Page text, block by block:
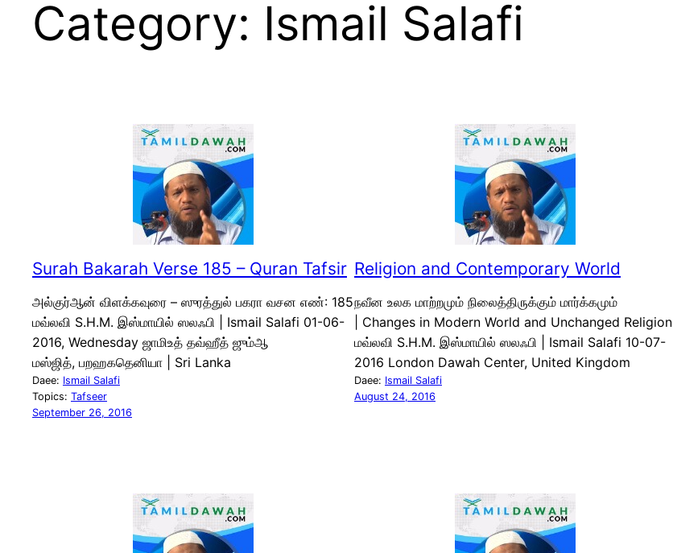
Category: Ismail Salafi
Surah Bakarah Verse 185 – Quran Tafsir
அல்குர்ஆன் விளக்கவுரை – ஸுரத்துல் பகரா வசன எண்: 185
மவ்லவி S.H.M. இஸ்மாயில் ஸலஃபி | Ismail Salafi 01-06-
2016, Wednesday ஜாமிஉத் தவ்ஹீத் ஜும்ஆ
மஸ்ஜித், பறஹகதெனியா | Sri Lanka
Daee: Ismail Salafi
Topics: Tafseer
September 26, 2016
Religion and Contemporary World
நவீன உலக மாற்றமும் நிலைத்திருக்கும் மார்க்கமும்
| Changes in Modern World and Unchanged Religion
மவ்லவி S.H.M. இஸ்மாயில் ஸலஃபி | Ismail Salafi 10-07-
2016 London Dawah Center, United Kingdom
Daee: Ismail Salafi
August 24, 2016